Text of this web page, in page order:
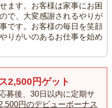
ます。お客様は家事にお困
で、大変感謝されるやりが
です。お客様の毎日を笑顔
りがいのあるお仕事を始め
2,500円ゲット
募後、30日以内に定期サ
円のデビューボーナス